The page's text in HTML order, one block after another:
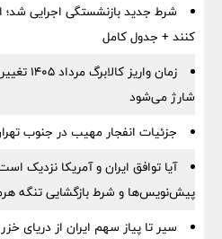
کنند + جدول کامل
زمان
شارژ می‌شود
جزئیات انفجار مهیب در جنوب
آیا توافق ایران و آمریکا نزدیک
پیش‌نویس‌ها و شرط بازگشایی تنگه
سیر تا پیاز سهم ایران از دریای خزر